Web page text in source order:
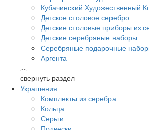
Кубачинский Художественный
Детское столовое серебро
Детские столовые приборы из
Детские серебряные наборы
Серебряные подарочные
Аргента
︿
свернуть раздел
Украшения
Комплекты из серебра
Кольца
Серьги